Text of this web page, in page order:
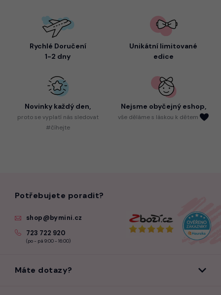
Rychlé Doručení
1-2 dny
Unikátní limitované
edice
Novinky každý den,
protose vyplatí nás sledovat
#číhejte
Nejsme obyčejný eshop,
vše děláme s láskou k dětem
Potřebujete poradit?
shop@bymini.cz
723 722 920
(po - pá 9:00 - 16:00)
Máte dotazy?